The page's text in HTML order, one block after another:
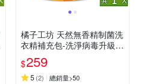
橘子工坊 天然無香精制菌洗
衣精補充包-洗淨病毒升級版
1700ml
$259
5 (2) 總銷量>50